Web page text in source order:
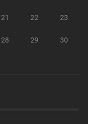
21 22 23
28 29 30